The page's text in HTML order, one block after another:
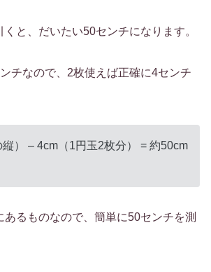
と、だいたい50センチになります。
チなので、2枚使えば正確に4センチ
） – 4cm（1円玉2枚分） = 約50cm
あるものなので、簡単に50センチを測